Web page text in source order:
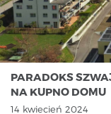
PARADOKS
NA KUPNO DOMU
14 kwiecień 2024